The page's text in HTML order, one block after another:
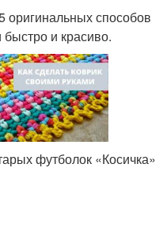
оригинальных способов
быстро и красиво.
футболок «Косичка»